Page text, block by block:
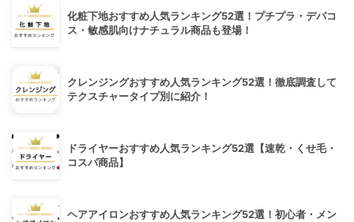
化粧下地おすすめ人気ランキング52選！プチプラ・デパコ
ス・敏感肌向けナチュラル商品も登場！
クレンジングおすすめ人気ランキング52選！徹底調査して
テクスチャータイプ別に紹介！
ドライヤーおすすめ人気ランキング52選【速乾・くせ毛・
コスパ商品】
ヘアアイロンおすすめ人気ランキング52選！初心者・メン